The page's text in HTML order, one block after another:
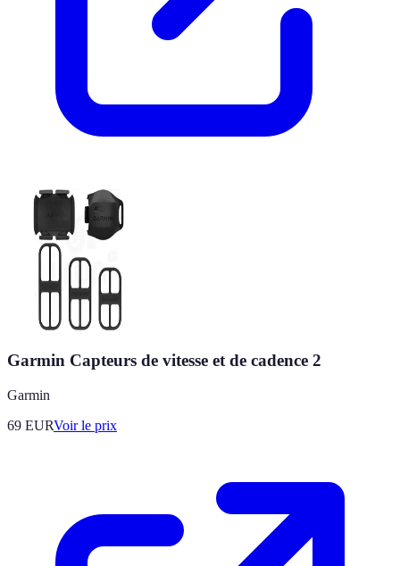
Garmin Capteurs de vitesse et de cadence 2
Garmin
69 EURVoir le prix